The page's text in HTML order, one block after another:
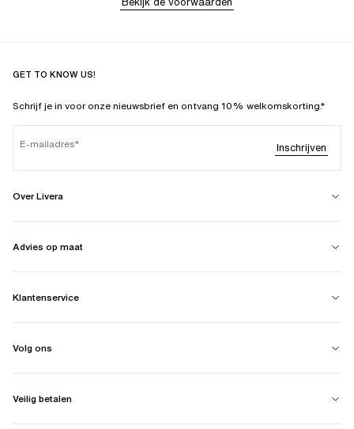
GET TO KNOW US!
Schrijf je in voor onze nieuwsbrief en ontvang 10% welkomskorting.*
E-mailadres Inschrijven
Over Livera
Advies op maat
Klantenservice
Volg ons
Veilig betalen